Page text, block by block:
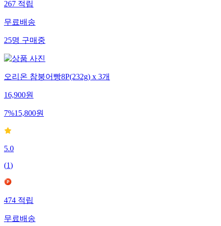
267적립
무료배송
25명구매중
오리온 참붕어빵8P(232g) x 3개
16,900원
7%15,800원
5.0
(1)
474적립
무료배송